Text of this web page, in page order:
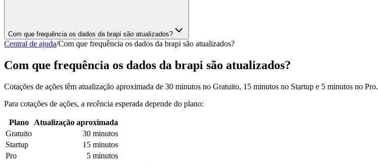
Com que frequência os dados da brapi são atualizados?
Central de ajuda/Com que frequência os dados da brapi são atualizados?
Com que frequência os dados da brapi são atualizados?
Cotações de ações têm atualização aproximada de 30 minutos no Gratuito, 15 minutos no Startup e 5 minutos no Pro.
Para cotações de ações, a recência esperada depende do plano:
Plano
Atualização aproximada
Gratuito
30 minutos
Startup
15 minutos
Pro
5 minutos